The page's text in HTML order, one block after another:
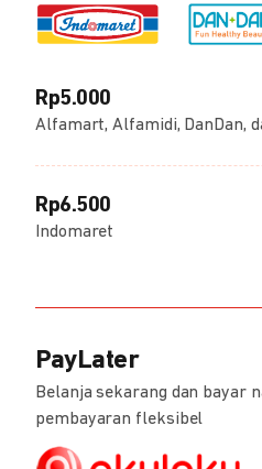
Rp5.000
Alfamart, Alfamidi, DanDan,
Rp6.500
Indomaret
PayLater
Belanja sekarang dan bayar
pembayaran fleksibel